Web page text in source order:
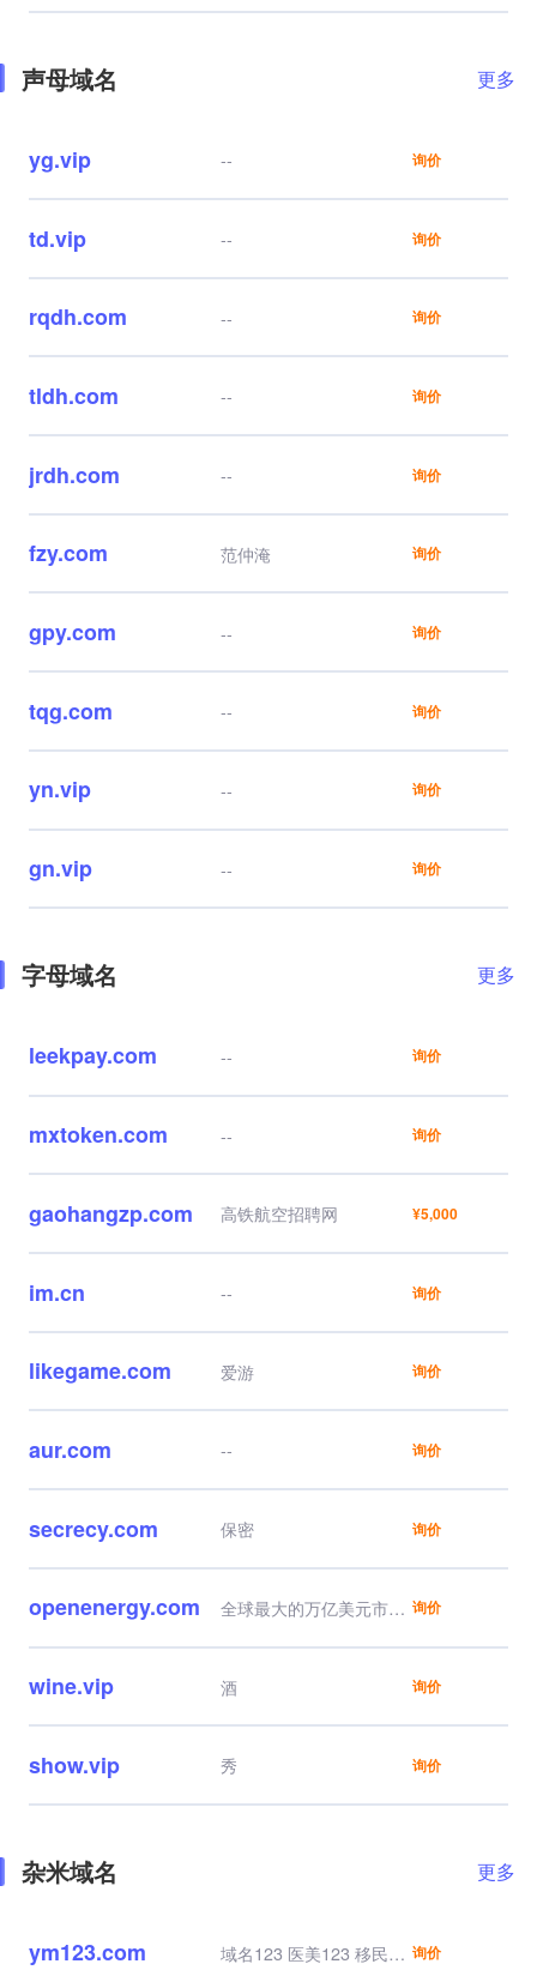
声母域名 更多
yg.vip -- 询价
td.vip -- 询价
rqdh.com -- 询价
tldh.com -- 询价
jrdh.com -- 询价
fzy.com 范仲淹 询价
gpy.com -- 询价
tqg.com -- 询价
yn.vip -- 询价
gn.vip -- 询价
字母域名 更多
leekpay.com -- 询价
mxtoken.com -- 询价
gaohangzp.com 高铁航空招聘网 ¥5,000
im.cn -- 询价
likegame.com 爱游 询价
aur.com -- 询价
secrecy.com 保密 询价
openenergy.com
全球最大的万亿美元市场
全球行业巨头、顶级独角
兽资产
询价
wine.vip 酒 询价
show.vip 秀 询价
杂米域名 更多
ym123.com
域名123 医美123 移民
询价